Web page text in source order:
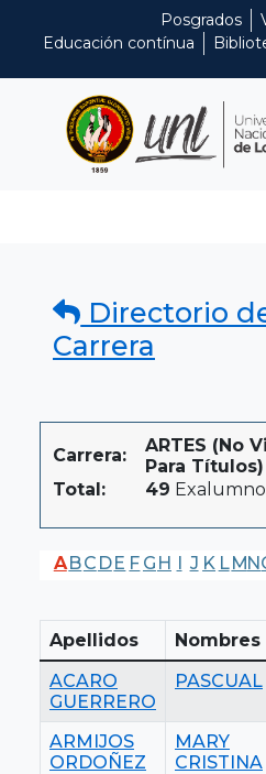
Posgrados
Educación contínua
Directorio
Carrera
Carrera:
ARTES (No
Para Títulos)
Total:
49
ABC DE F G H I J K LMN
Apellidos Nombres
ACARO
GUERRERO
PASCUAL
ARMIJOS
ORDOÑEZ
MARY
CRISTINA